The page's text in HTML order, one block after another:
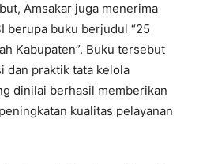
Amsakar juga menerima
berupa buku berjudul “25
Kabupaten”. Buku tersebut
dan praktik tata kelola
dinilai berhasil memberikan
kualitas pelayanan